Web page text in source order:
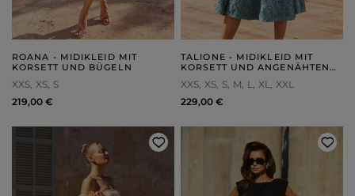
ROANA - MIDIKLEID MIT
KORSETT UND BÜGELN
XXS XS S
219,00 €
TALIONE - MIDIKLEID MIT
KORSETT UND ANGENÄHTEN
XXS XS S M L XL XXL
229,00 €